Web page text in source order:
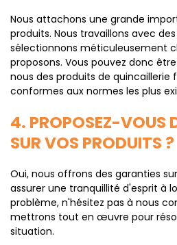
Nous attachons une grande
produits. Nous travaillons avec
sélectionnons méticuleusement
proposons. Vous pouvez donc
nous des produits de quincaillerie
conformes aux normes les plus
4. PROPOSEZ-VOUS
SUR VOS PRODUITS ?
Oui, nous offrons des garanties
assurer une tranquillité d'esprit à
problème, n'hésitez pas à nous
mettrons tout en œuvre pour
situation.